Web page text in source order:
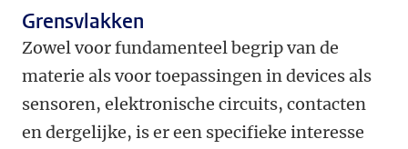
Grensvlakken
Zowel voor fundamenteel begrip van de
materie als voor toepassingen in devices als
sensoren, elektronische circuits, contacten
en dergelijke, is er een specifieke interesse